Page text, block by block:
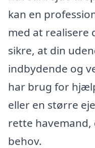
kan en
med at realisere
sikre, at din
indbydende og
har brug for
eller en større
rette havemand,
behov.